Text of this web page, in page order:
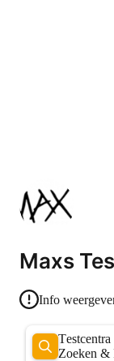
Maxs
Info
Testcentra
Zoeken &